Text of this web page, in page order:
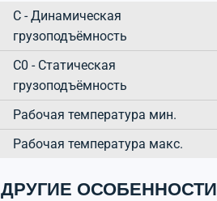
C - Динамическая
грузоподъёмность
C0 - Статическая
грузоподъёмность
Рабочая температура мин.
Рабочая температура макс.
ДРУГИЕ ОСОБЕННОСТИ